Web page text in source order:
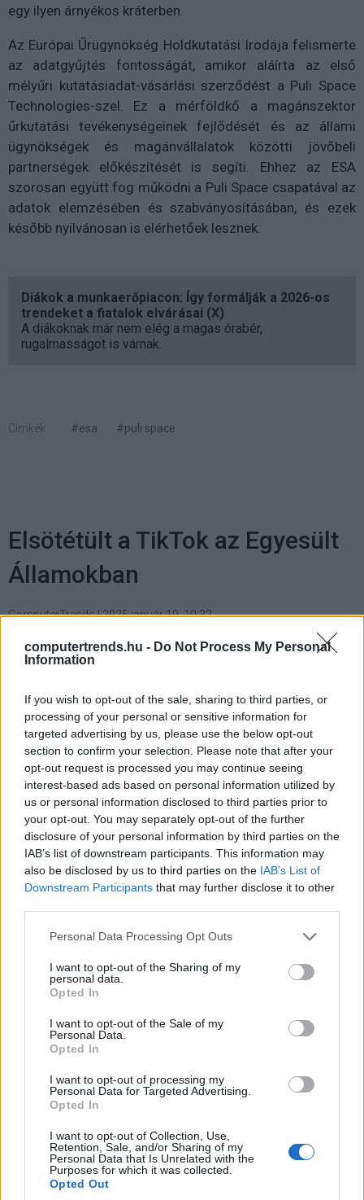
computertrends.hu - Do Not Process My Personal
Information
If you wish to opt-out of the sale, sharing to third parties, or
processing of your personal or sensitive information for
targeted advertising by us, please use the below opt-out
section to confirm your selection. Please note that after your
opt-out request is processed you may continue seeing
interest-based ads based on personal information utilized by
us or personal information disclosed to third parties prior to
your opt-out. You may separately opt-out of the further
disclosure of your personal information by third parties on the
IAB’s list of downstream participants. This information may
also be disclosed by us to third parties on the IAB’s List of
Downstream Participants that may further disclose it to other
Please note that this website/app uses one or more Google
not limited to your visit or usage behaviour. You may click to
grant or deny consent to Google and its third-party tags to
use your data for below specified purposes in below Google
consent section.
Personal Data Processing Opt Outs
I want to opt-out of the Sharing of my
personal data.
Opted In
I want to opt-out of the Sale of my
Personal Data.
Opted In
I want to opt-out of processing my
Personal Data for Targeted Advertising.
Opted In
I want to opt-out of Collection, Use,
Retention, Sale, and/or Sharing of my
Personal Data that Is Unrelated with the
Purposes for which it was collected.
Opted Out
egy ilyen árnyékos kráterben.
Az Európai Űrügynökség Holdkutatási Irodája felismerte
az adatgyűjtés fontosságát, amikor aláírta az első
mélyűri kutatásiadat-vásárlási szerződést a Puli Space
Technologies-szel. Ez a mérföldkő a magánszektor
űrkutatási tevékenységeinek fejlődését és az állami
ügynökségek és magánvállalatok közötti jövőbeli
partnerségek előkészítését is segíti. Ehhez az ESA
szorosan együtt fog működni a Puli Space csapatával az
adatok elemzésében és szabványosításában, és ezek
később nyilvánosan is elérhetőek lesznek.
Diákok a munkaerőpiacon: Így formálják a 2026-os
trendeket a fiatalok elvárásai (X)
A diákoknak már nem elég a magas órabér,
rugalmasságot is várnak.
Címkék: #esa #puli space
Elsötétült a TikTok az Egyesült
Államokban
ComputerTrends|2025 január 19. 10:32
médiaalkalmazásnak el kell válnia
anyavállalatától, különben szövetségi
tilalomra számíthat.
A TikTok, az Egyesült Államokban mintegy 170 millió
felhasználót vonzó népszerű közösségi
médiaalkalmazás, szombaton elérhetetlenné vált. Ez alig
néhány nappal azután történt, hogy a Legfelsőbb Bíróság
olyan döntést hozott, amely akár az alkalmazás
országos betiltásához is vezethet.
A Legfelsőbb Bíróság pénteken kimondta: a TikToknak
vasárnapig meg kell szüntetnie kapcsolatát kínai
anyavállalatával, a ByteDance-szel, ellenkező esetben az
Szombat este a TikTok amerikai felhasználói egy
felfüggesztette, és tájékoztatást nyújtott a leállás
"Sajnálattal értesítjük felhasználóinkat, hogy egy új
amerikai törvény értelmében a TikTok január 19-től
betiltásra kerül, ami miatt ideiglenesen elérhetetlenné